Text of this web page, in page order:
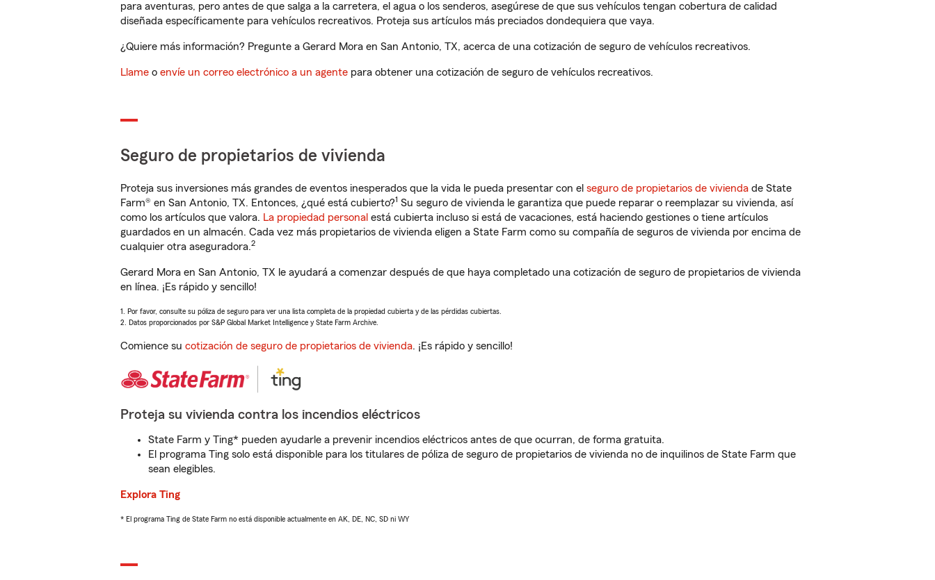
para aventuras, pero antes de que salga a la carretera, el agua o los senderos, asegúrese de que sus vehículos tengan cobertura de calidad
diseñada específicamente para vehículos recreativos. Proteja sus artículos más preciados dondequiera que vaya.
¿Quiere más información? Pregunte a Gerard Mora en San Antonio, TX, acerca de una cotización de seguro de vehículos recreativos.
Llame o envíe un correo electrónico a un agente para obtener una cotización de seguro de vehículos recreativos.
Seguro de propietarios de vivienda
Proteja sus inversiones más grandes de eventos inesperados que la vida le pueda presentar con el seguro de propietarios de vivienda de State
Farm® en San Antonio, TX. Entonces, ¿qué está cubierto?1 Su seguro de vivienda le garantiza que puede reparar o reemplazar su vivienda, así
como los artículos que valora. La propiedad personal está cubierta incluso si está de vacaciones, está haciendo gestiones o tiene artículos
guardados en un almacén. Cada vez más propietarios de vivienda eligen a State Farm como su compañía de seguros de vivienda por encima de
cualquier otra aseguradora.2
Gerard Mora en San Antonio, TX le ayudará a comenzar después de que haya completado una cotización de seguro de propietarios de vivienda
en línea. ¡Es rápido y sencillo!
1. Por favor, consulte su póliza de seguro para ver una lista completa de la propiedad cubierta y de las pérdidas cubiertas.
2. Datos proporcionados por S&P Global Market Intelligence y State Farm Archive.
Comience su cotización de seguro de propietarios de vivienda. ¡Es rápido y sencillo!
Proteja su vivienda contra los incendios eléctricos
State Farm y Ting* pueden ayudarle a prevenir incendios eléctricos antes de que ocurran, de forma gratuita.
El programa Ting solo está disponible para los titulares de póliza de seguro de propietarios de vivienda no de inquilinos de State Farm que
sean elegibles.
Explora Ting
* El programa Ting de State Farm no está disponible actualmente en AK, DE, NC, SD ni WY